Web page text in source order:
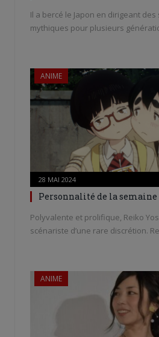
Il a bercé le Japon en dirigeant des
mythiques pour plusieurs
ANIME
28 MAI 2024
Personnalité de la semaine
Polyvalente et prolifique, Reiko
scénariste d’une rare discrétion.
ANIME